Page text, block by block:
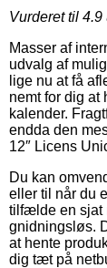
Vurderet til 4.9
Masser af
udvalg af
lige nu at få
nemt for dig at
kalender.
endda den
12″ Licens
Du kan
eller til når du
tilfælde en sjat
gnidningsløs.
at hente
dig tæt på